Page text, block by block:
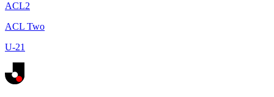
ACL2
ACL Two
U-21